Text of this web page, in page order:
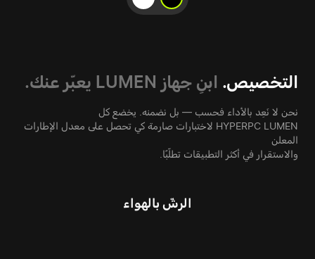
التخصيص. ابنِ جهاز LUMEN يعبّر عنك.
نحن لا نَعِد بالأداء فحسب — بل نضمنه. يخضع كل
HYPERPC LUMEN لاختبارات صارمة كي تحصل على معدل الإطارات
المعلن
والاستقرار في أكثر التطبيقات تطلّبًا.
الرشّ بالهواء